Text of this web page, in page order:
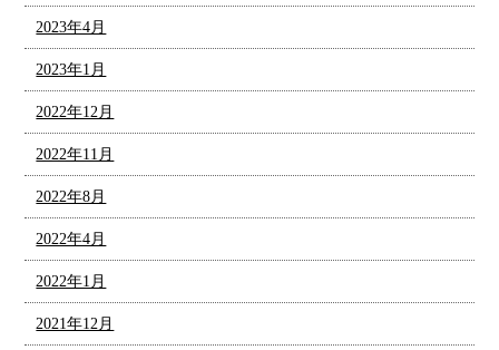
2023年4月
2023年1月
2022年12月
2022年11月
2022年8月
2022年4月
2022年1月
2021年12月